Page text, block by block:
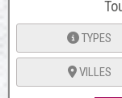
TYPES
VILLES